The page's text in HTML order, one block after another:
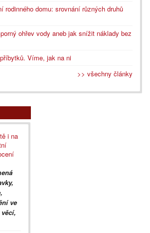
rodinného domu: srovnání různých druhů
ohřev vody aneb jak snížit náklady bez
Víme, jak na ni
>> všechny články
i na
ve